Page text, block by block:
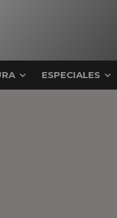
ESPECIALES